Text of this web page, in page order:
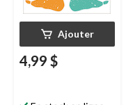
Ajouter
4,99 $